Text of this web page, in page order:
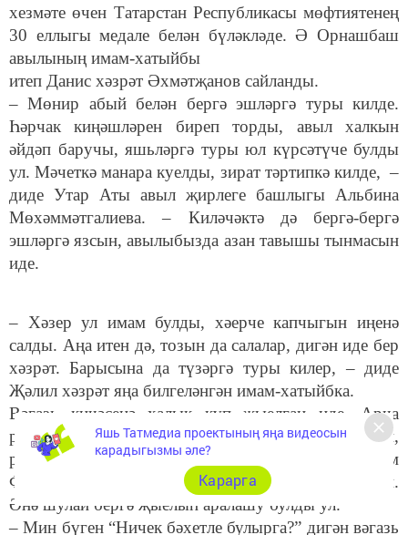
хезмәте өчен Татарстан Республикасы мөфтиятенең
30 еллыгы медале белән бүләкләде. Ә Орнашбаш
авылының имам-хатыйбы
итеп Данис хәзрәт Әхмәтҗанов сайланды.
– Мөнир абый белән бергә эшләргә туры килде.
Һәрчак киңәшләрен биреп торды, авыл халкын
әйдәп баручы, яшьләргә туры юл күрсәтүче булды
ул. Мәчеткә манара куелды, зират тәртипкә килде, –
диде Утар Аты авыл җирлеге башлыгы Альбина
Мөхәммәтгалиева. – Киләчәктә дә бергә-бергә
эшләргә язсын, авылыбызда азан тавышы тынмасын
иде.
– Хәзер ул имам булды, хәерче капчыгын иңенә
салды. Аңа итен дә, тозын да салалар, дигән иде бер
хәзрәт. Барысына да түзәргә туры килер, – диде
Җәлил хәзрәт яңа билгеләнгән имам-хатыйбка.
Вәгазь кичәсенә халык күп җыелган иде. Арча
район мөхтәсибе Әмир хәзрәт Миңнемуллин,
районның мөслимәләр берлеге рәисе Рая ханым
Фәтхуллина, күрше авыллар имамнары да килгән.
Әнә шулай бергә җыелып аралашу булды ул.
– Мин бүген “Ничек бәхетле булырга?” дигән вәгазь
Яшь Татмедиа проектының яңа видеосын
карадыгызмы әле?
Карарга